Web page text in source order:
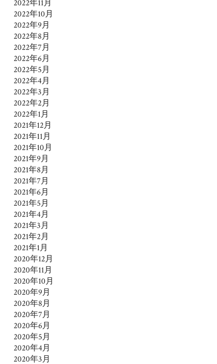
2022年11月
2022年10月
2022年9月
2022年8月
2022年7月
2022年6月
2022年5月
2022年4月
2022年3月
2022年2月
2022年1月
2021年12月
2021年11月
2021年10月
2021年9月
2021年8月
2021年7月
2021年6月
2021年5月
2021年4月
2021年3月
2021年2月
2021年1月
2020年12月
2020年11月
2020年10月
2020年9月
2020年8月
2020年7月
2020年6月
2020年5月
2020年4月
2020年3月